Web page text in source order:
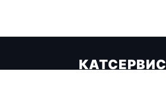
КАТСЕРВИС